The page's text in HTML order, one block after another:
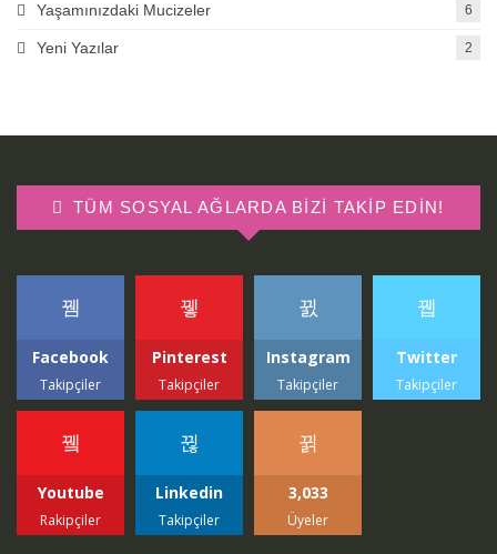
Yaşamınızdaki Mucizeler 6
Yeni Yazılar 2
TÜM SOSYAL AĞLARDA BIZI TAKIP EDIN!
Facebook
Takipçiler
Pinterest
Takipçiler
Instagram
Takipçiler
Twitter
Takipçiler
Youtube
Rakipçiler
Linkedin
Takipçiler
3,033
Üyeler